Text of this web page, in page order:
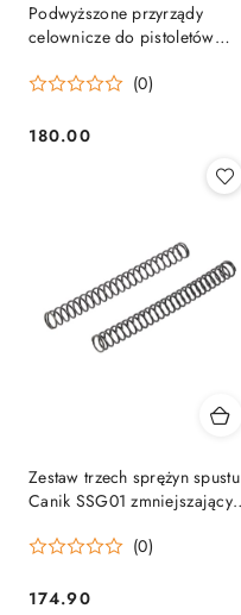
Podwyższone przyrządy
celownicze do pistoletów
(0)
Cena:
180.00
Zestaw trzech sprężyn spustu
Canik SSG01 zmniejszający
do Canik Full-size Canik
(0)
174.90